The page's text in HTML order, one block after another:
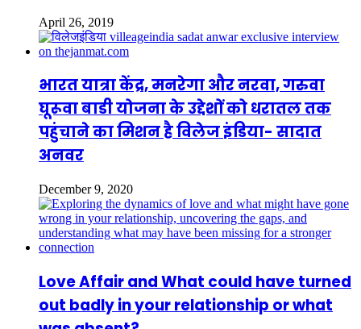
April 26, 2019
भारत यात्रा केंद्र, मनरेगा और नरवा, गरुवा
घूरूवा बाडी योजना के उद्देशों को धरातल तक
पहुंचाने का मिशन है विलेज इंडिया- सादात
अनवर
December 9, 2020
Love Affair and What could have turned
out badly in your relationship or what